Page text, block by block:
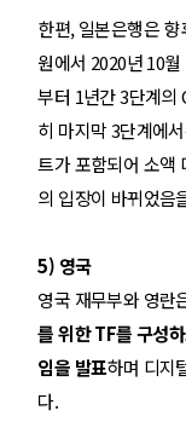
한편, 일본은행은
원에서 2020년 10
부터 1년간 3단계의
히 마지막 3단계에
트가 포함되어 소액
의 입장이 바뀌었음
5) 영국
영국 재무부와 영란
를 위한 TF를 구성
임을 발표하며 디지
다.